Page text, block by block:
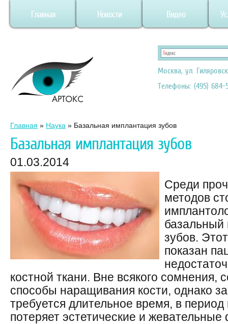
Главная Новости Видео
Москва, ул.
Телефоны: (495) 684-
Главная » Наука » Базальная имплантация зубов
Базальная имплантация зубов
01.03.2014
Среди
методов
базальный
зубов.
показан
костной ткани. Вне всякого сомнения,
способы наращивания кости, однако
требуется длительное время, в период
потеряет эстетические и